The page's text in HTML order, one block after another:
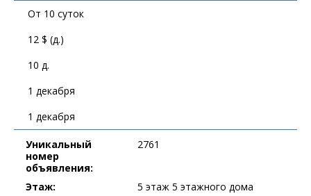
От 10 суток
12 $ (д.)
10 д.
1 декабря
1 декабря
Уникальный
номер
объявления:
2761
Этаж:
5 этаж 5 этажного дома